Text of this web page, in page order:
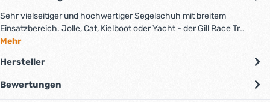
Sehr vielseitiger und hochwertiger Segelschuh mit breitem
Einsatzbereich. Jolle, Cat, Kielboot oder Yacht - der Gill Race Tr…
Mehr
Hersteller
Bewertungen